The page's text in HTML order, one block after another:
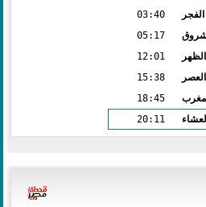
الفجر
03:40
05:17
الظهر
12:01
العصر
15:38
18:45
العشاء
20:11